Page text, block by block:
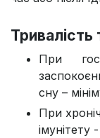
Тривалість
При
сну –
При